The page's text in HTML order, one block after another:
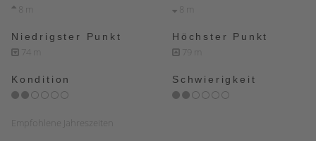
8 m 8 m
Niedrigster Punkt
74 m
Höchster Punkt
79 m
Kondition Schwierigkeit
Empfohlene Jahreszeiten